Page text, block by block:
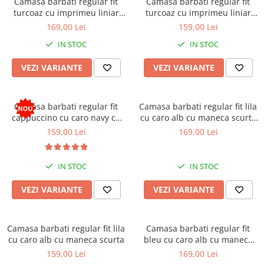
turcoaz cu imprimeu liniar
bleumarin cu maneca scurta
169,00 Lei
IN STOC
VEZI VARIANTE
turcoaz cu imprimeu liniar
bleumarin cu maneca scurta
159,00 Lei
IN STOC
VEZI VARIANTE
Camasa barbati regular fit
cappuccino cu caro navy cu
maneca scurta
159,00 Lei
IN STOC
VEZI VARIANTE
Camasa barbati regular fit lila
cu caro alb cu maneca scurta
2XL-3XL
169,00 Lei
IN STOC
VEZI VARIANTE
Camasa barbati regular fit lila
cu caro alb cu maneca scurta
159,00 Lei
Camasa barbati regular fit
bleu cu caro alb cu maneca
scurta 2XL-3XL
169,00 Lei